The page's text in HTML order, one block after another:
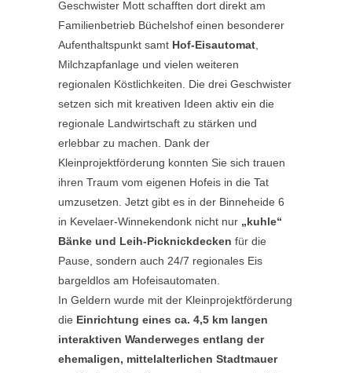
Geschwister Mott schafften dort direkt am
Familienbetrieb Büchelshof einen besonderer
Aufenthaltspunkt samt Hof-Eisautomat
Milchzapfanlage und vielen weiteren
regionalen Köstlichkeiten. Die drei Geschwister
setzen sich mit kreativen Ideen aktiv ein die
regionale Landwirtschaft zu stärken und
erlebbar zu machen. Dank der
Kleinprojektförderung konnten Sie sich trauen
ihren Traum vom eigenen Hofeis in die Tat
umzusetzen. Jetzt gibt es in der Binneheide 6
in Kevelaer-Winnekendonk nicht nur „kuhle“
Bänke und Leih-Picknickdecken für die
Pause, sondern auch 24/7 regionales Eis
bargeldlos am Hofeisautomaten.
In Geldern wurde mit der Kleinprojektförderung
die Einrichtung eines ca. 4,5 km langen
interaktiven Wanderweges entlang der
ehemaligen, mittelalterlichen Stadtmauer